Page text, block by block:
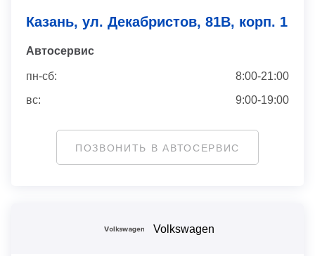
Казань, ул. Декабристов, 81В, корп. 1
Автосервис
пн-сб:
8:00-21:00
вс:
9:00-19:00
ПОЗВОНИТЬ В АВТОСЕРВИС
Volkswagen